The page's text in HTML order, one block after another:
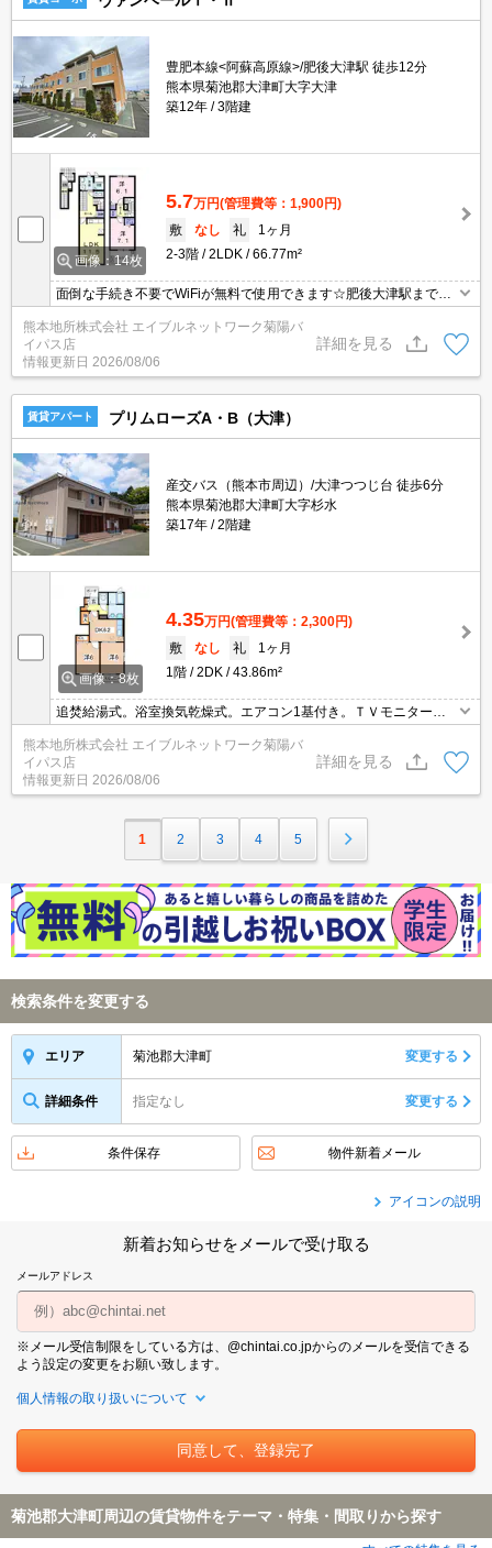
豊肥本線<阿蘇高原線>/肥後大津駅 徒歩12分
熊本県菊池郡大津町大字大津
築12年
3階建
画像：14枚
5.7万円(管理費等：1,900円)
敷
なし 礼
1ヶ月
2-3階
2LDK 66.77m²
面倒な手続き不要でWiFiが無料で使用できます☆肥後大津駅まで徒
歩10分と通勤通学にも便利な立地です(^^)/
熊本地所株式会社 エイブルネットワーク菊陽バ
イパス店
情報更新日 2026/08/06
詳細を見る
賃貸アパート プリムローズA・B（大津）
産交バス（熊本市周辺）/大津つつじ台 徒歩6分
熊本県菊池郡大津町大字杉水
築17年
2階建
画像：8枚
4.35万円(管理費等：2,300円)
敷
なし 礼
1ヶ月
1階
2DK 43.86m²
追焚給湯式。浴室換気乾燥式。エアコン1基付き。ＴＶモニターホ
ン付き！
熊本地所株式会社 エイブルネットワーク菊陽バ
イパス店
情報更新日 2026/08/06
詳細を見る
1 2 3 4 5
検索条件を変更する
エリア 菊池郡大津町 変更する
詳細条件 指定なし 変更する
条件保存 物件新着メール
アイコンの説明
新着お知らせをメールで受け取る
メールアドレス
※メール受信制限をしている方は、@chintai.co.jpからのメールを受信できる
よう設定の変更をお願い致します。
個人情報の取り扱いについて
菊池郡大津町周辺の賃貸物件をテーマ・特集・間取りから探す